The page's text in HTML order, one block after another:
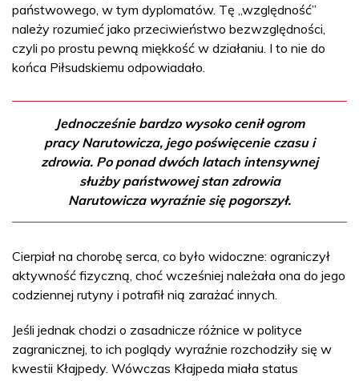
państwowego, w tym dyplomatów. Tę „względność”
należy rozumieć jako przeciwieństwo bezwzględności,
czyli po prostu pewną miękkość w działaniu. I to nie do
końca Piłsudskiemu odpowiadało.
Jednocześnie bardzo wysoko cenił ogrom
pracy Narutowicza, jego poświęcenie czasu i
zdrowia. Po ponad dwóch latach intensywnej
służby państwowej stan zdrowia
Narutowicza wyraźnie się pogorszył.
Cierpiał na chorobę serca, co było widoczne: ograniczył
aktywność fizyczną, choć wcześniej należała ona do jego
codziennej rutyny i potrafił nią zarażać innych.
Jeśli jednak chodzi o zasadnicze różnice w polityce
zagranicznej, to ich poglądy wyraźnie rozchodziły się w
kwestii Kłajpedy. Wówczas Kłajpeda miała status